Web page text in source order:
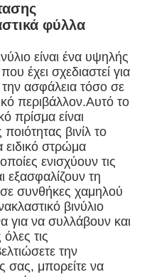
φύλλα
είναι ένα υψηλής
έχει σχεδιαστεί για
την ασφάλεια τόσο σε
περιβάλλον.Αυτό το
πρίσμα είναι
βινίλ το
ειδικό στρώμα
ενισχύουν τις
εξασφαλίζουν τη
σε συνθήκες χαμηλού
βινύλιο
για να συλλάβουν και
τις
την
σας, μπορείτε να